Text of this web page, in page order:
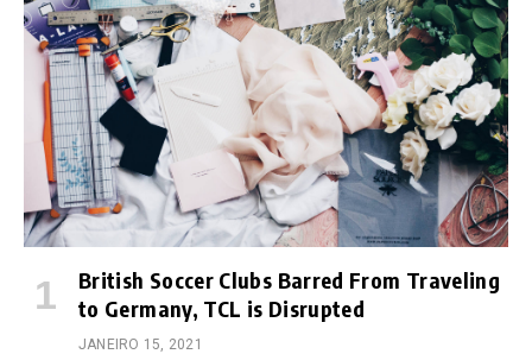
British Soccer Clubs Barred From Traveling
to Germany, TCL is Disrupted
JANEIRO 15, 2021